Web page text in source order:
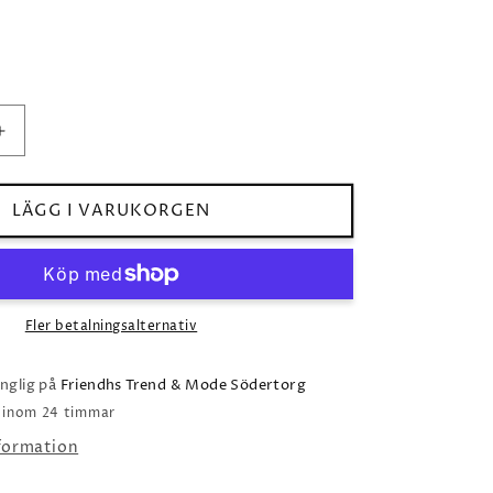
Öka
Off
stretch
yellow
LÄGG I VARUKORGEN
Fler betalningsalternativ
på Friendhs Trend & Mode Södertorg
24 timmar